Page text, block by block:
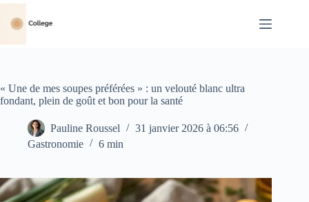
Passer
contenu
« Une de mes soupes préférées » : un velouté blanc ultra
fondant, plein de goût et bon pour la santé
Pauline Roussel
31 janvier 2026 à 06:56
Gastronomie
6 min